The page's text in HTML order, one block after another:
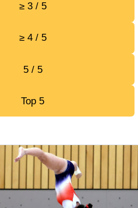
≥ 3 / 5
≥ 4 / 5
5 / 5
Top 5